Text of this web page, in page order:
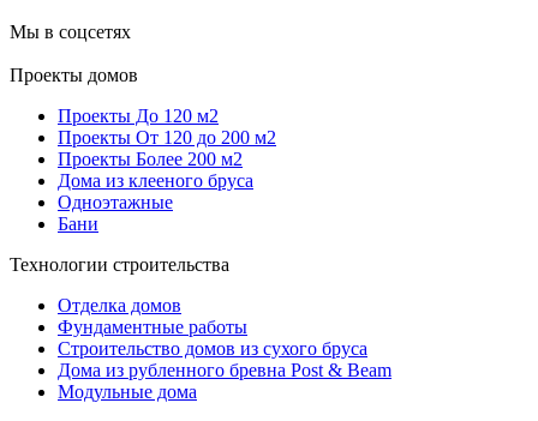
Мы в соцсетях
Проекты домов
Проекты До 120 м2
Проекты От 120 до 200 м2
Проекты Более 200 м2
Дома из клееного бруса
Одноэтажные
Бани
Технологии строительства
Отделка домов
Фундаментные работы
Строительство домов из сухого бруса
Дома из рубленного бревна Post & Beam
Модульные дома